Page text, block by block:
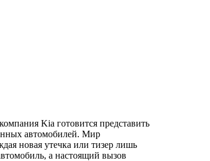
Kia готовится представить
автомобилей. Мир
новая утечка или тизер лишь
а настоящий вызов